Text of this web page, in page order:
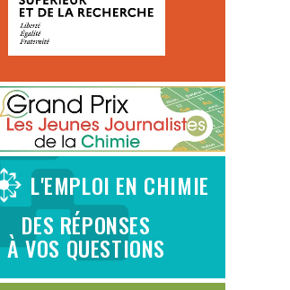
L'EMPLOI EN CHIMIE
DES RÉPONSES
À VOS QUESTIONS